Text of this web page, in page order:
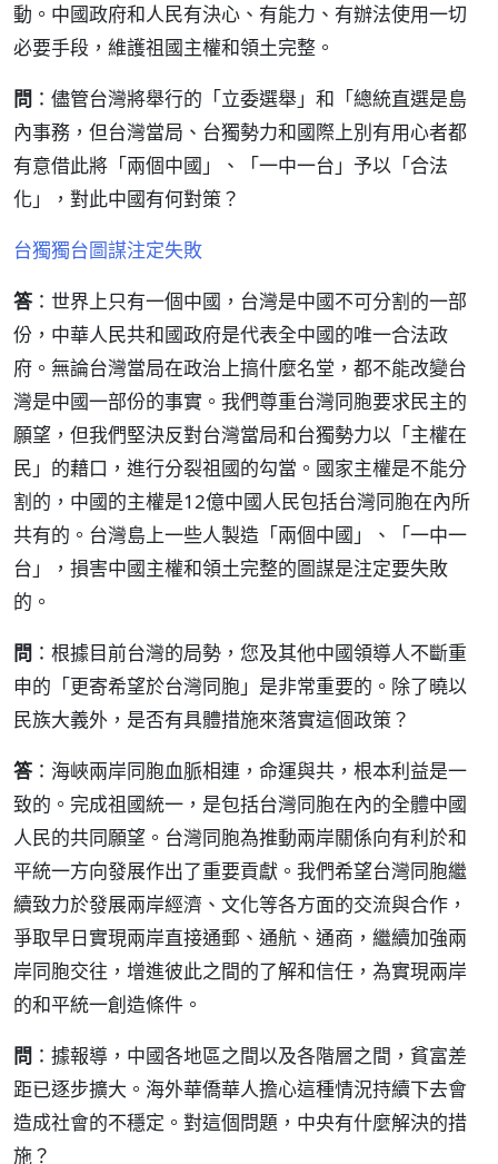
動。中國政府和人民有決心、有能力、有辦法使用一切
必要手段，維護祖國主權和領土完整。
問 ：儘管台灣將舉行的「立委選舉」和「總統直選是島
內事務，但台灣當局、台獨勢力和國際上別有用心者都
有意借此將「兩個中國」、「一中一台」予以「合法
化」，對此中國有何對策？
台獨獨台圖謀注定失敗
答：世界上只有一個中國，台灣是中國不可分割的一部
份，中華人民共和國政府是代表全中國的唯一合法政
府。無論台灣當局在政治上搞什麼名堂，都不能改變台
灣是中國一部份的事實。我們尊重台灣同胞要求民主的
願望，但我們堅決反對台灣當局和台獨勢力以「主權在
民」的藉口，進行分裂祖國的勾當。國家主權是不能分
割的，中國的主權是12億中國人民包括台灣同胞在內所
共有的。台灣島上一些人製造「兩個中國」、「一中一
台」，損害中國主權和領土完整的圖謀是注定要失敗
的。
問 ：根據目前台灣的局勢，您及其他中國領導人不斷重
申的「更寄希望於台灣同胞」是非常重要的。除了曉以
民族大義外，是否有具體措施來落實這個政策？
答：海峽兩岸同胞血脈相連，命運與共，根本利益是一
致的。完成祖國統一，是包括台灣同胞在內的全體中國
人民的共同願望。台灣同胞為推動兩岸關係向有利於和
平統一方向發展作出了重要貢獻。我們希望台灣同胞繼
續致力於發展兩岸經濟、文化等各方面的交流與合作，
爭取早日實現兩岸直接通郵、通航、通商，繼續加強兩
岸同胞交往，增進彼此之間的了解和信任，為實現兩岸
的和平統一創造條件。
問 ：據報導，中國各地區之間以及各階層之間，貧富差
距已逐步擴大。海外華僑華人擔心這種情況持續下去會
造成社會的不穩定。對這個問題，中央有什麼解決的措
施？